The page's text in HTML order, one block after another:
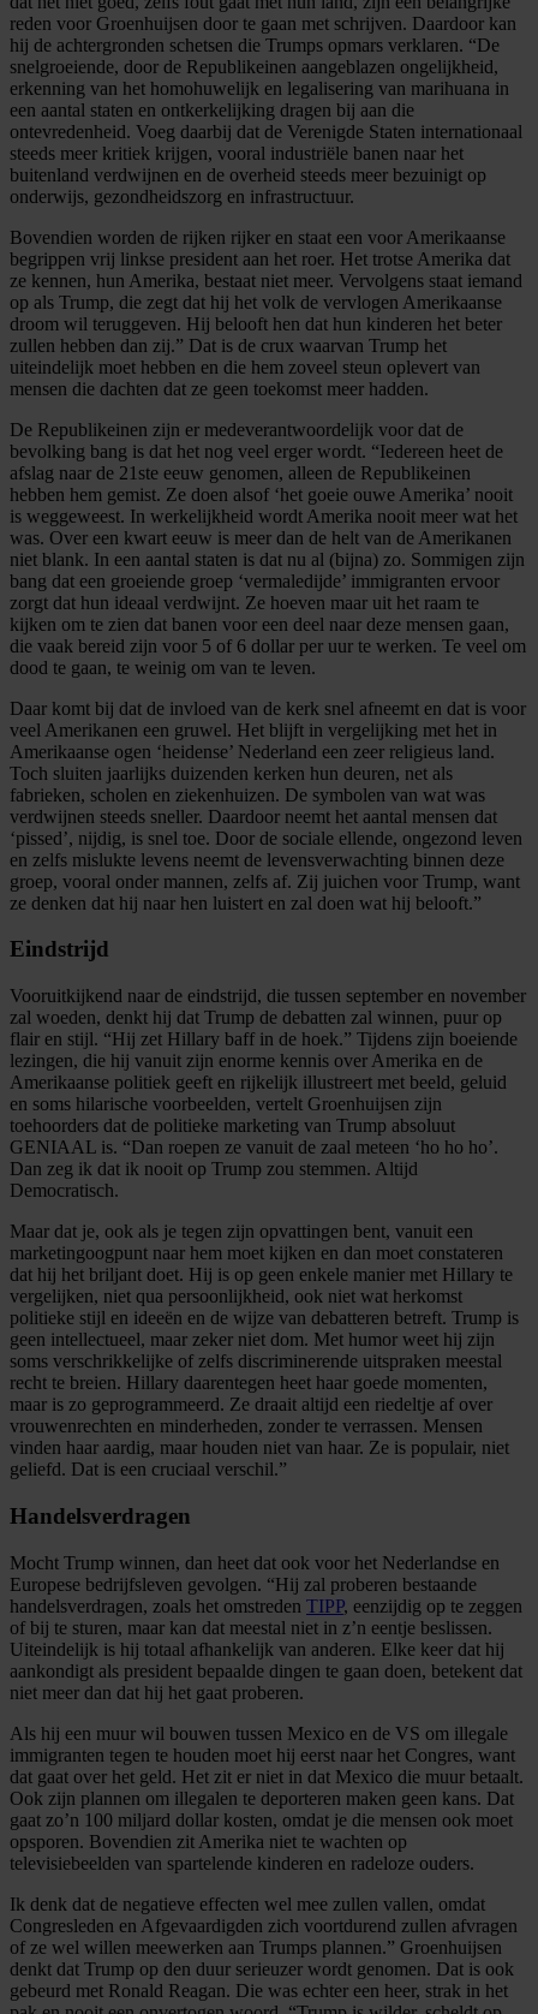
reden voor Groenhuijsen door te gaan met schrijven. Daardoor kan
hij de achtergronden schetsen die Trumps opmars verklaren. “De
snelgroeiende, door de Republikeinen aangeblazen ongelijkheid,
erkenning van het homohuwelijk en legalisering van marihuana in
een aantal staten en ontkerkelijking dragen bij aan die
ontevredenheid. Voeg daarbij dat de Verenigde Staten internationaal
steeds meer kritiek krijgen, vooral industriële banen naar het
buitenland verdwijnen en de overheid steeds meer bezuinigt op
onderwijs, gezondheidszorg en infrastructuur.
Bovendien worden de rijken rijker en staat een voor Amerikaanse
begrippen vrij linkse president aan het roer. Het trotse Amerika dat
ze kennen, hun Amerika, bestaat niet meer. Vervolgens staat iemand
op als Trump, die zegt dat hij het volk de vervlogen Amerikaanse
droom wil teruggeven. Hij belooft hen dat hun kinderen het beter
zullen hebben dan zij.” Dat is de crux waarvan Trump het
uiteindelijk moet hebben en die hem zoveel steun oplevert van
mensen die dachten dat ze geen toekomst meer hadden.
De Republikeinen zijn er medeverantwoordelijk voor dat de
bevolking bang is dat het nog veel erger wordt. “Iedereen heet de
afslag naar de 21ste eeuw genomen, alleen de Republikeinen
hebben hem gemist. Ze doen alsof ‘het goeie ouwe Amerika’ nooit
is weggeweest. In werkelijkheid wordt Amerika nooit meer wat het
was. Over een kwart eeuw is meer dan de helt van de Amerikanen
niet blank. In een aantal staten is dat nu al (bijna) zo. Sommigen zijn
bang dat een groeiende groep ‘vermaledijde’ immigranten ervoor
zorgt dat hun ideaal verdwijnt. Ze hoeven maar uit het raam te
kijken om te zien dat banen voor een deel naar deze mensen gaan,
die vaak bereid zijn voor 5 of 6 dollar per uur te werken. Te veel om
dood te gaan, te weinig om van te leven.
Daar komt bij dat de invloed van de kerk snel afneemt en dat is voor
veel Amerikanen een gruwel. Het blijft in vergelijking met het in
Amerikaanse ogen ‘heidense’ Nederland een zeer religieus land.
Toch sluiten jaarlijks duizenden kerken hun deuren, net als
fabrieken, scholen en ziekenhuizen. De symbolen van wat was
verdwijnen steeds sneller. Daardoor neemt het aantal mensen dat
‘pissed’, nijdig, is snel toe. Door de sociale ellende, ongezond leven
en zelfs mislukte levens neemt de levensverwachting binnen deze
groep, vooral onder mannen, zelfs af. Zij juichen voor Trump, want
ze denken dat hij naar hen luistert en zal doen wat hij belooft.”
Eindstrijd
Vooruitkijkend naar de eindstrijd, die tussen september en november
zal woeden, denkt hij dat Trump de debatten zal winnen, puur op
flair en stijl. “Hij zet Hillary baff in de hoek.” Tijdens zijn boeiende
lezingen, die hij vanuit zijn enorme kennis over Amerika en de
Amerikaanse politiek geeft en rijkelijk illustreert met beeld, geluid
en soms hilarische voorbeelden, vertelt Groenhuijsen zijn
toehoorders dat de politieke marketing van Trump absoluut
GENIAAL is. “Dan roepen ze vanuit de zaal meteen ‘ho ho ho’.
Dan zeg ik dat ik nooit op Trump zou stemmen. Altijd
Democratisch.
Maar dat je, ook als je tegen zijn opvattingen bent, vanuit een
marketingoogpunt naar hem moet kijken en dan moet constateren
dat hij het briljant doet. Hij is op geen enkele manier met Hillary te
vergelijken, niet qua persoonlijkheid, ook niet wat herkomst
politieke stijl en ideeën en de wijze van debatteren betreft. Trump is
geen intellectueel, maar zeker niet dom. Met humor weet hij zijn
soms verschrikkelijke of zelfs discriminerende uitspraken meestal
recht te breien. Hillary daarentegen heet haar goede momenten,
maar is zo geprogrammeerd. Ze draait altijd een riedeltje af over
vrouwenrechten en minderheden, zonder te verrassen. Mensen
vinden haar aardig, maar houden niet van haar. Ze is populair, niet
geliefd. Dat is een cruciaal verschil.”
Handelsverdragen
Mocht Trump winnen, dan heet dat ook voor het Nederlandse en
Europese bedrijfsleven gevolgen. “Hij zal proberen bestaande
handelsverdragen, zoals het omstreden TIPP, eenzijdig op te zeggen
of bij te sturen, maar kan dat meestal niet in z’n eentje beslissen.
Uiteindelijk is hij totaal afhankelijk van anderen. Elke keer dat hij
aankondigt als president bepaalde dingen te gaan doen, betekent dat
niet meer dan dat hij het gaat proberen.
Als hij een muur wil bouwen tussen Mexico en de VS om illegale
immigranten tegen te houden moet hij eerst naar het Congres, want
dat gaat over het geld. Het zit er niet in dat Mexico die muur betaalt.
Ook zijn plannen om illegalen te deporteren maken geen kans. Dat
gaat zo’n 100 miljard dollar kosten, omdat je die mensen ook moet
opsporen. Bovendien zit Amerika niet te wachten op
televisiebeelden van spartelende kinderen en radeloze ouders.
Ik denk dat de negatieve effecten wel mee zullen vallen, omdat
Congresleden en Afgevaardigden zich voortdurend zullen afvragen
of ze wel willen meewerken aan Trumps plannen.” Groenhuijsen
denkt dat Trump op den duur serieuzer wordt genomen. Dat is ook
gebeurd met Ronald Reagan. Die was echter een heer, strak in het